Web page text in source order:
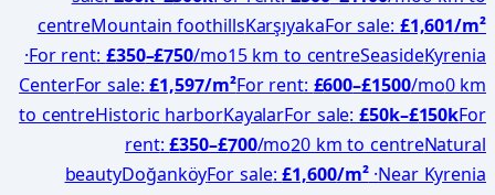
centreMountain foothillsKarşıyakaFor sale:£1,601/m²
·For rent:£350–£750/mo15 km to centreSeasideKyrenia
CenterFor sale:£1,597/m²For rent:£600–£1500/mo0 km
to centreHistoric harborKayalarFor sale:£50k–£150kFor
rent:£350–£700/mo20 km to centreNatural
beautyDoğanköyFor sale:£1,600/m²·Near Kyrenia